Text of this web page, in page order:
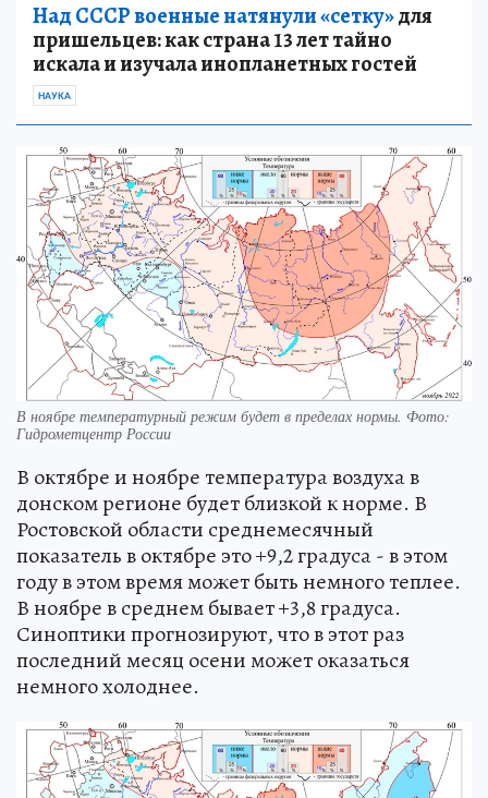
Над СССР военные натянули «сетку»для
пришельцев: как страна 13 лет тайно
искала и изучала инопланетных гостей
НАУКА
В ноябре температурный режим будет в пределах нормы. Фото:
Гидрометцентр России
В октябре и ноябре температура воздуха в
донском регионе будет близкой к норме. В
Ростовской области среднемесячный
показатель в октябре это +9,2 градуса - в этом
году в этом время может быть немного теплее.
В ноябре в среднем бывает +3,8 градуса.
Синоптики прогнозируют, что в этот раз
последний месяц осени может оказаться
немного холоднее.